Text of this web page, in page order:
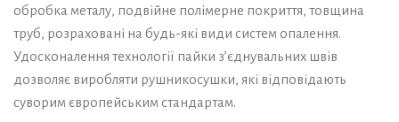
обробка металу, подвійне полімерне покриття, товщина
труб, розраховані на будь-які види систем опалення.
Удосконалення технології пайки з’єднувальних швів
дозволяє виробляти рушникосушки, які відповідають
суворим європейським стандартам.